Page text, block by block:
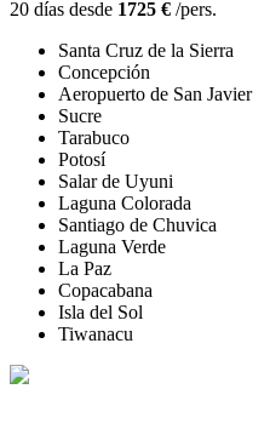
20 días desde 1725 € /pers.
Santa Cruz de la Sierra
Concepción
Aeropuerto de San Javier
Sucre
Tarabuco
Potosí
Salar de Uyuni
Laguna Colorada
Santiago de Chuvica
Laguna Verde
La Paz
Copacabana
Isla del Sol
Tiwanacu